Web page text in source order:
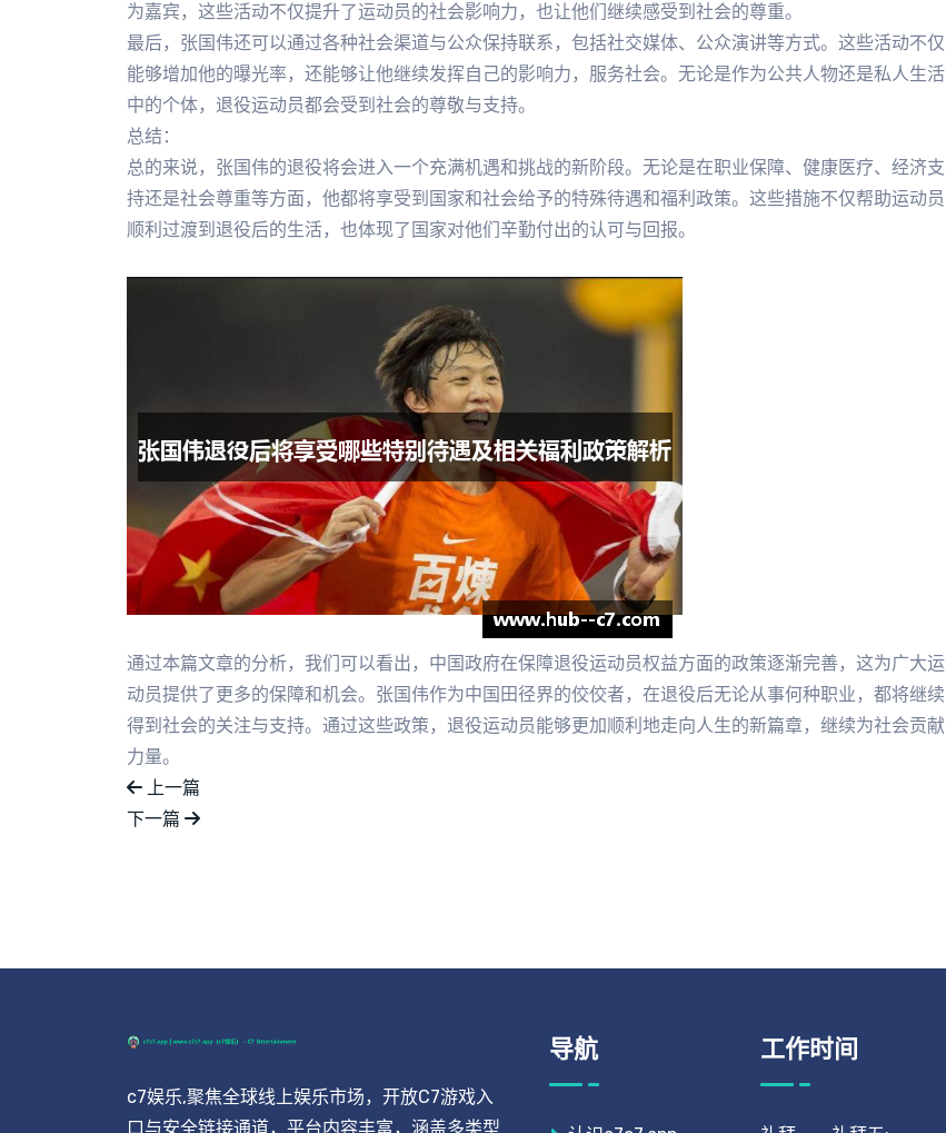
为嘉宾，这些活动不仅提升了运动员的社会影响力，也让他们继续感受到社会的尊重。
最后，张国伟还可以通过各种社会渠道与公众保持联系，包括社交媒体、公众演讲等方式。这些活动不仅
能够增加他的曝光率，还能够让他继续发挥自己的影响力，服务社会。无论是作为公共人物还是私人生活
中的个体，退役运动员都会受到社会的尊敬与支持。
总结：
总的来说，张国伟的退役将会进入一个充满机遇和挑战的新阶段。无论是在职业保障、健康医疗、经济支
持还是社会尊重等方面，他都将享受到国家和社会给予的特殊待遇和福利政策。这些措施不仅帮助运动员
顺利过渡到退役后的生活，也体现了国家对他们辛勤付出的认可与回报。
通过本篇文章的分析，我们可以看出，中国政府在保障退役运动员权益方面的政策逐渐完善，这为广大运
动员提供了更多的保障和机会。张国伟作为中国田径界的佼佼者，在退役后无论从事何种职业，都将继续
得到社会的关注与支持。通过这些政策，退役运动员能够更加顺利地走向人生的新篇章，继续为社会贡献
力量。
上一篇
下一篇
c7娱乐,聚焦全球线上娱乐市场，开放C7游戏入
口与安全链接通道，平台内容丰富，涵盖多类型
导航 工作时间